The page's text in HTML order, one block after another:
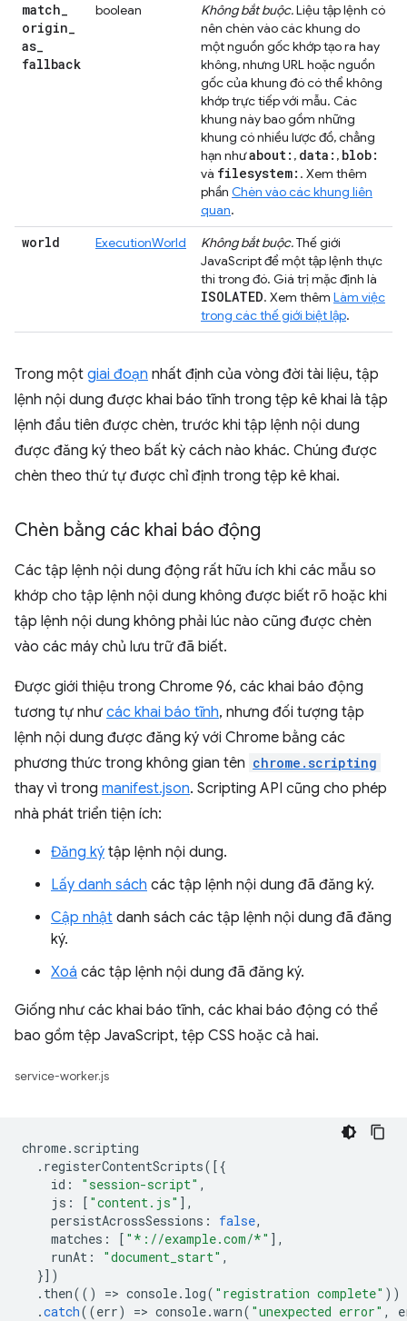
match_
origin_
as_
fallback
boolean Không bắt buộc.Liệu tập lệnh có
nên chèn vào các khung do
một nguồn gốc khớp tạo ra hay
không, nhưng URL hoặc nguồn
gốc của khung đó có thể không
khớp trực tiếp với mẫu. Các
khung này bao gồm những
khung có nhiều lược đồ, chẳng
hạn nhưabout: , data: , blob:
và filesystem: . Xem thêm
phần Chèn vào các khung liên
quan.
world ExecutionWorld Không bắt buộc.Thế giới
JavaScript để một tập lệnh thực
thi trong đó. Giá trị mặc định là
ISOLATED. Xem thêm Làm việc
trong các thế giới biệt lập.
Trong một giai đoạn nhất định của vòng đời tài liệu, tập
lệnh nội dung được khai báo tĩnh trong tệp kê khai là tập
lệnh đầu tiên được chèn, trước khi tập lệnh nội dung
được đăng ký theo bất kỳ cách nào khác. Chúng được
chèn theo thứ tự được chỉ định trong tệp kê khai.
Chèn bằng các khai báo động
Các tập lệnh nội dung động rất hữu ích khi các mẫu so
khớp cho tập lệnh nội dung không được biết rõ hoặc khi
tập lệnh nội dung không phải lúc nào cũng được chèn
vào các máy chủ lưu trữ đã biết.
Được giới thiệu trong Chrome 96, các khai báo động
tương tự như các khai báo tĩnh, nhưng đối tượng tập
lệnh nội dung được đăng ký với Chrome bằng các
phương thức trong không gian tên chrome.scripting
thay vì trong manifest.json. Scripting API cũng cho phép
nhà phát triển tiện ích:
Đăng ký tập lệnh nội dung.
Lấy danh sách các tập lệnh nội dung đã đăng ký.
Cập nhật danh sách các tập lệnh nội dung đã đăng
ký.
Xoá các tập lệnh nội dung đã đăng ký.
Giống như các khai báo tĩnh, các khai báo động có thể
bao gồm tệp JavaScript, tệp CSS hoặc cả hai.
service-worker.js
chrome. scripting
. registerContentScripts([{
id : "session-script" ,
js : [ "content.js" ],
persistAcrossSessions : false,
matches : [ "*://example.com/*" ],
runAt : "document_start" ,
}])
. then(() => console. log( "registration complete" ))
.catch((err) => console.warn( "unexpected error" ,